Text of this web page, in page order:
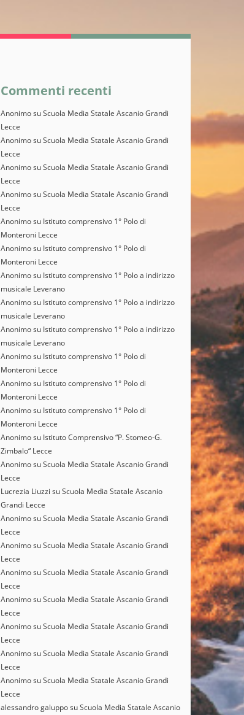
Commenti recenti
AnonimosuScuola Media Statale Ascanio Grandi
Lecce
AnonimosuScuola Media Statale Ascanio Grandi
Lecce
AnonimosuScuola Media Statale Ascanio Grandi
Lecce
AnonimosuScuola Media Statale Ascanio Grandi
Lecce
Anonimosu Istituto comprensivo 1° Polo di
Monteroni Lecce
Anonimosu Istituto comprensivo 1° Polo di
Monteroni Lecce
Anonimosu Istituto comprensivo 1° Polo a indirizzo
musicale Leverano
Anonimosu Istituto comprensivo 1° Polo a indirizzo
musicale Leverano
Anonimosu Istituto comprensivo 1° Polo a indirizzo
musicale Leverano
Anonimosu Istituto comprensivo 1° Polo di
Monteroni Lecce
Anonimosu Istituto comprensivo 1° Polo di
Monteroni Lecce
Anonimosu Istituto comprensivo 1° Polo di
Monteroni Lecce
Anonimosu Istituto Comprensivo “P. Stomeo-G.
Zimbalo“ Lecce
AnonimosuScuola Media Statale Ascanio Grandi
Lecce
Lucrezia Liuzzi suScuola Media Statale Ascanio
Grandi Lecce
AnonimosuScuola Media Statale Ascanio Grandi
Lecce
AnonimosuScuola Media Statale Ascanio Grandi
Lecce
AnonimosuScuola Media Statale Ascanio Grandi
Lecce
AnonimosuScuola Media Statale Ascanio Grandi
Lecce
AnonimosuScuola Media Statale Ascanio Grandi
Lecce
AnonimosuScuola Media Statale Ascanio Grandi
Lecce
AnonimosuScuola Media Statale Ascanio Grandi
Lecce
alessandro galupposuScuola Media Statale Ascanio